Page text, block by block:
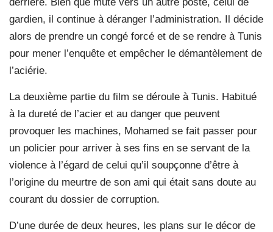
gardien, il continue à déranger l’administration. Il décide
alors de prendre un congé forcé et de se rendre à Tunis
pour mener l’enquête et empêcher le démantèlement de
l’aciérie.
La deuxième partie du film se déroule à Tunis. Habitué
à la dureté de l’acier et au danger que peuvent
provoquer les machines, Mohamed se fait passer pour
un policier pour arriver à ses fins en se servant de la
violence à l’égard de celui qu’il soupçonne d’être à
l’origine du meurtre de son ami qui était sans doute au
courant du dossier de corruption.
D’une durée de deux heures, les plans sur le décor de